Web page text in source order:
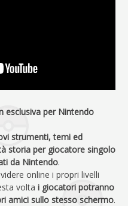
esclusiva per Nintendo
strumenti, temi ed
storia per giocatore singolo
da Nintendo.
online i propri livelli
volta i giocatori potranno
amici sullo stesso schermo.